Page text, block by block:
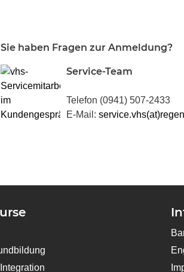
Sie haben Fragen zur Anmeldung?
Service-Team
Telefon (0941) 507-2433
E-Mail: